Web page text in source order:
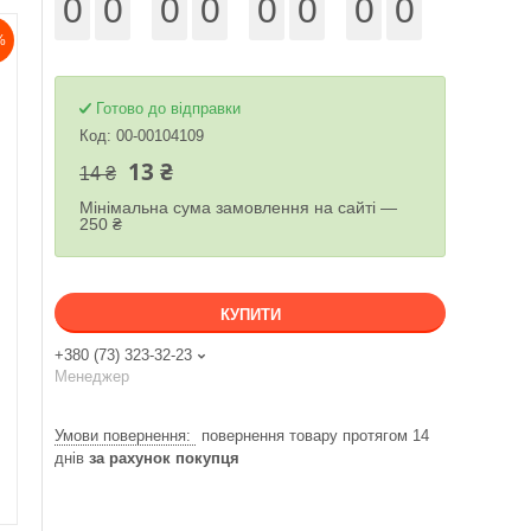
0 0 0 0 0 0 0 0
Готово до відправки
Код: 00-00104109
14 ₴ 13 ₴
Мінімальна сума замовлення на сайті —
250 ₴
КУПИТИ
+380 (73) 323-32-23
Менеджер
повернення товару протягом 14
днів за рахунок покупця